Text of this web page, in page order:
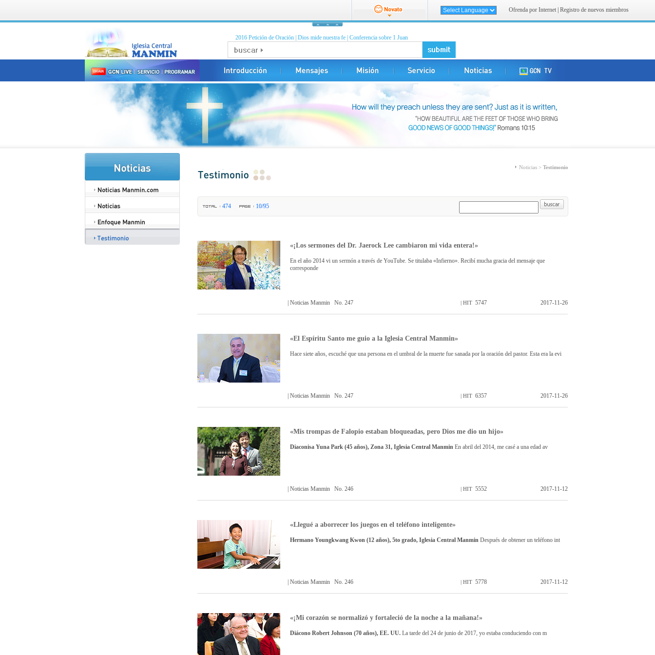
Ofrenda por Internet Registro de nuevos miembros
2016 Petición de Oración Dios mide nuestra fe Conferencia sobre 1 Juan
Noticias > Testimonio
474 10/95
«¡Los sermones del Dr. Jaerock Lee cambiaron mi vida entera!»
En el año 2014 vi un sermón a través de YouTube. Se titulaba «Infierno». Recibí mucha gracia del mensaje que
corresponde
| Noticias Manmin No. 247 | HIT 5747 2017-11-26
«El Espíritu Santo me guio a la Iglesia Central Manmin»
Hace siete años, escuché que una persona en el umbral de la muerte fue sanada por la oración del pastor. Esta era la evi
| Noticias Manmin No. 247 | HIT 6357 2017-11-26
«Mis trompas de Falopio estaban bloqueadas, pero Dios me dio un hijo»
Diaconisa Yuna Park (45 años), Zona 31, Iglesia Central Manmin En abril del 2014, me casé a una edad av
| Noticias Manmin No. 246 | HIT 5552 2017-11-12
«Llegué a aborrecer los juegos en el teléfono inteligente»
Hermano Youngkwang Kwon (12 años), 5to grado, Iglesia Central Manmin Después de obtener un teléfono int
| Noticias Manmin No. 246 | HIT 5778 2017-11-12
«¡Mi corazón se normalizó y fortaleció de la noche a la mañana!»
Diácono Robert Johnson (70 años), EE. UU. La tarde del 24 de junio de 2017, yo estaba conduciendo con m